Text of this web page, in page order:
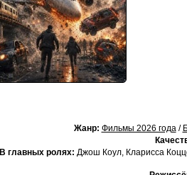
Жанр: Фильмы 2026 года/
В главных ролях: Джош Коул, Кларисса